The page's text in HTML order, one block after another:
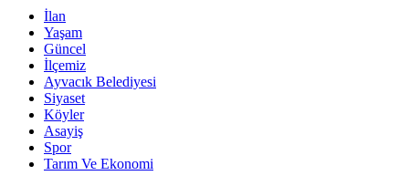
İlan
Yaşam
Güncel
İlçemiz
Ayvacık Belediyesi
Siyaset
Köyler
Asayiş
Spor
Tarım Ve Ekonomi